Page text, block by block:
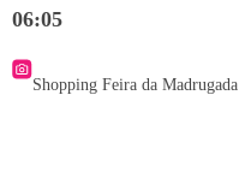
06:05
Shopping Feira da Madrugada